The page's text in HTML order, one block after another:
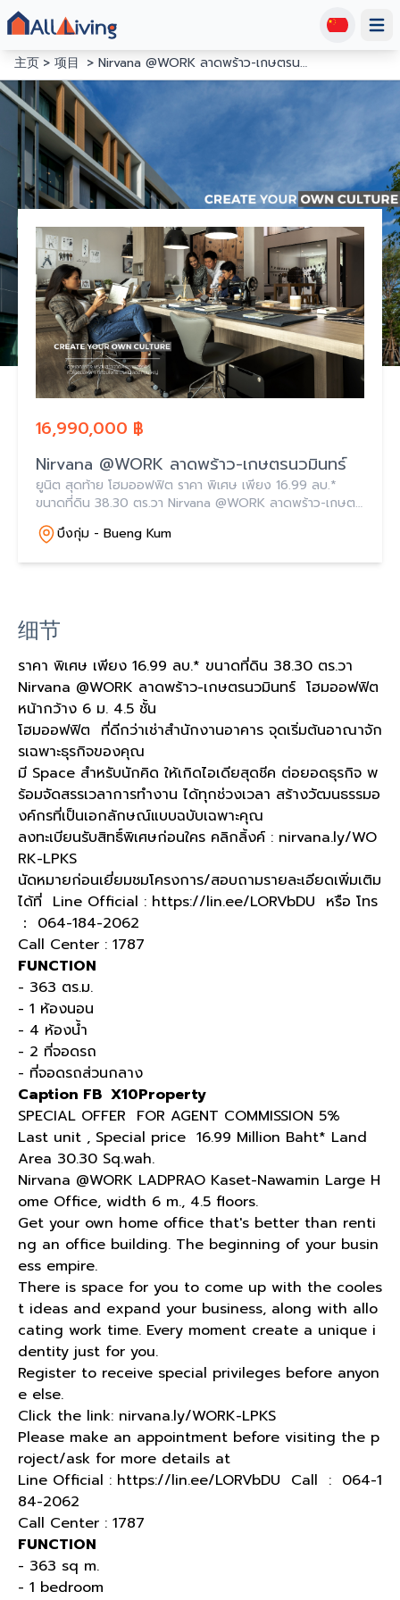
主页
项目 Nirvana @WORK ลาดพร้าว-เกษตรนวมินทร์
16,990,000 ฿
Nirvana @WORK ลาดพร้าว-เกษตรนวมินทร์
ยูนิต สุดท้าย โฮมออฟฟิต ราคา พิเศษ เพียง 16.99 ลบ.*
ขนาดที่ดิน 38.30 ตร.วา Nirvana @WORK ลาดพร้าว-เกษตร
บึงกุ่ม - Bueng Kum
细节
ราคา พิเศษ เพียง 16.99 ลบ.* ขนาดที่ดิน 38.30 ตร.วา
Nirvana @WORK ลาดพร้าว-เกษตรนวมินทร์ โฮมออฟฟิต
หน้ากว้าง 6 ม. 4.5 ชั้น
โฮมออฟฟิต ที่ดีกว่าเช่าสำนักงานอาคาร จุดเริ่มต้นอาณาจัก
รเฉพาะธุรกิจของคุณ
มี Space สำหรับนักคิด ให้เกิดไอเดียสุดชีค ต่อยอดธุรกิจ พ
ร้อมจัดสรรเวลาการทำงาน ได้ทุกช่วงเวลา สร้างวัฒนธรรมอ
งค์กรที่เป็นเอกลักษณ์แบบฉบับเฉพาะคุณ
ลงทะเบียนรับสิทธิ์พิเศษก่อนใคร คลิกลิ้งค์ : nirvana.ly/WO
RK-LPKS
นัดหมายก่อนเยี่ยมชมโครงการ/สอบถามรายละเอียดเพิ่มเติม
ได้ที่ Line Official : https://lin.ee/LORVbDU หรือ โทร
： 064-184-2062
Call Center : 1787
FUNCTION
- 363 ตร.ม.
- 1 ห้องนอน
- 4 ห้องน้ำ
- 2 ที่จอดรถ
- ที่จอดรถส่วนกลาง
Caption FB X10Property
SPECIAL OFFER FOR AGENT COMMISSION 5%
Last unit , Special price 16.99 Million Baht* Land
Area 30.30 Sq.wah.
Nirvana @WORK LADPRAO Kaset-Nawamin Large H
ome Office, width 6 m., 4.5 floors.
Get your own home office that's better than renti
ng an office building. The beginning of your busin
ess empire.
There is space for you to come up with the cooles
t ideas and expand your business, along with allo
cating work time. Every moment create a unique i
dentity just for you.
Register to receive special privileges before anyon
e else.
Click the link: nirvana.ly/WORK-LPKS
Please make an appointment before visiting the p
roject/ask for more details at
Line Official : https://lin.ee/LORVbDU Call : 064-1
84-2062
Call Center : 1787
FUNCTION
- 363 sq m.
- 1 bedroom